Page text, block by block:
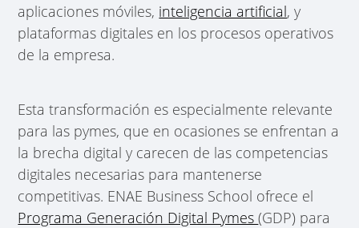
aplicaciones móviles, inteligencia artificial, y
plataformas digitales en los procesos operativos
de la empresa.
Esta transformación es especialmente relevante
para las pymes, que en ocasiones se enfrentan a
la brecha digital y carecen de las competencias
digitales necesarias para mantenerse
competitivas. ENAE Business School ofrece el
Programa Generación Digital Pymes(GDP) para